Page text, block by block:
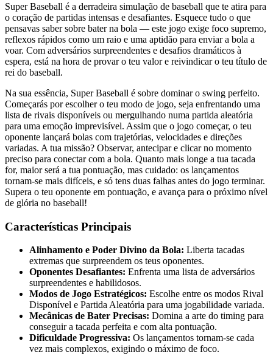
Super Baseball é a derradeira simulação de baseball que te atira para
o coração de partidas intensas e desafiantes. Esquece tudo o que
pensavas saber sobre bater na bola — este jogo exige foco supremo,
reflexos rápidos como um raio e uma aptidão para enviar a bola a
voar. Com adversários surpreendentes e desafios dramáticos à
espera, está na hora de provar o teu valor e reivindicar o teu título de
rei do baseball.
Na sua essência, Super Baseball é sobre dominar o swing perfeito.
Começarás por escolher o teu modo de jogo, seja enfrentando uma
lista de rivais disponíveis ou mergulhando numa partida aleatória
para uma emoção imprevisível. Assim que o jogo começar, o teu
oponente lançará bolas com trajetórias, velocidades e direções
variadas. A tua missão? Observar, antecipar e clicar no momento
preciso para conectar com a bola. Quanto mais longe a tua tacada
for, maior será a tua pontuação, mas cuidado: os lançamentos
tornam-se mais difíceis, e só tens duas falhas antes do jogo terminar.
Supera o teu oponente em pontuação, e avança para o próximo nível
de glória no baseball!
Características Principais
Alinhamento e Poder Divino da Bola: Liberta tacadas
extremas que surpreendem os teus oponentes.
Oponentes Desafiantes: Enfrenta uma lista de adversários
surpreendentes e habilidosos.
Modos de Jogo Estratégicos: Escolhe entre os modos Rival
Disponível e Partida Aleatória para uma jogabilidade variada.
Mecânicas de Bater Precisas: Domina a arte do timing para
conseguir a tacada perfeita e com alta pontuação.
Dificuldade Progressiva: Os lançamentos tornam-se cada
vez mais complexos, exigindo o máximo de foco.